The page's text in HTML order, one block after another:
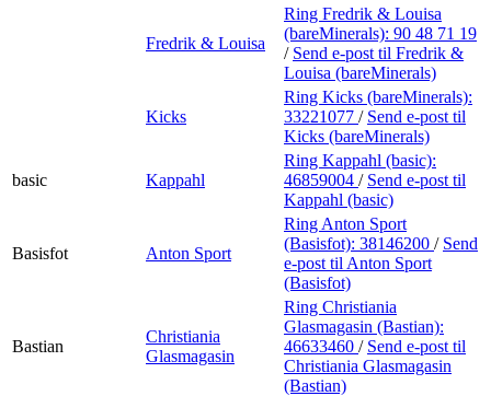
Fredrik & Louisa
Ring Fredrik & Louisa
(bareMinerals): 90 48 71 19
/ Send e-post til Fredrik &
Louisa (bareMinerals)
Kicks
Ring Kicks (bareMinerals):
33221077 / Send e-post til
Kicks (bareMinerals)
basic Kappahl
Ring Kappahl (basic):
46859004 / Send e-post til
Kappahl (basic)
Basisfot Anton Sport
Ring Anton Sport
(Basisfot): 38146200 / Send
e-post til Anton Sport
(Basisfot)
Bastian
Christiania
Glasmagasin
Ring Christiania
Glasmagasin (Bastian):
46633460 / Send e-post til
Christiania Glasmagasin
(Bastian)